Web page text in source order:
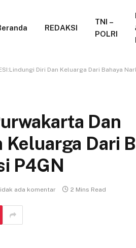
REDAKSI
TNI –
POLRI
Diri Dan Keluarga Dari Bahaya
Dan
Dari
P4GN
ada komentar 2 Mins Read